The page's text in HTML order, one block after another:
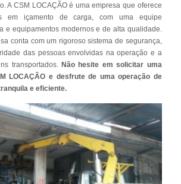
A CSM LOCAÇÃO é uma empresa que oferece
em içamento de carga, com uma equipe
e equipamentos modernos e de alta qualidade.
conta com um rigoroso sistema de segurança,
das pessoas envolvidas na operação e a
transportados. Não hesite em solicitar uma
LOCAÇÃO e desfrute de uma operação de
e eficiente.